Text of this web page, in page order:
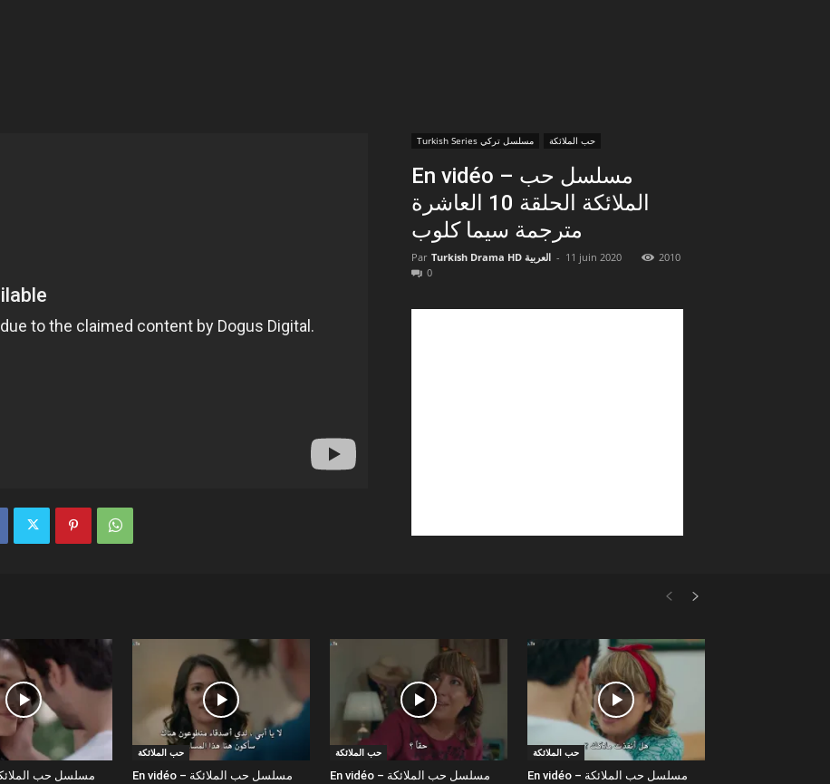
Turkish Series مسلسل تركي حب الملائكة
En vidéo – مسلسل حب
الملائكة الحلقة 10 العاشرة
مترجمة سيما كلوب
Par Turkish Drama HD العربية - 11 juin 2020
2010
0
حب الملائكة
En vidéo – مسلسل حب الملائكة
حب الملائكة
En vidéo – مسلسل حب الملائكة
حب الملائكة
En vidéo – مسلسل حب الملائكة